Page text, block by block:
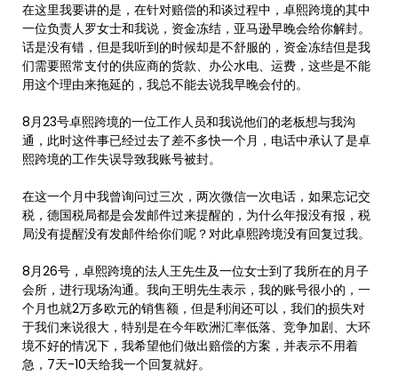
在这里我要讲的是，在针对赔偿的和谈过程中，卓熙跨境的其中
一位负责人罗女士和我说，资金冻结，亚马逊早晚会给你解封。
话是没有错，但是我听到的时候却是不舒服的，资金冻结但是我
们需要照常支付的供应商的货款、办公水电、运费，这些是不能
用这个理由来拖延的，我总不能去说我早晚会付的。
8月23号卓熙跨境的一位工作人员和我说他们的老板想与我沟
通，此时这件事已经过去了差不多快一个月，电话中承认了是卓
熙跨境的工作失误导致我账号被封。
在这一个月中我曾询问过三次，两次微信一次电话，如果忘记交
税，德国税局都是会发邮件过来提醒的，为什么年报没有报，税
局没有提醒没有发邮件给你们呢？对此卓熙跨境没有回复过我。
8月26号，卓熙跨境的法人王先生及一位女士到了我所在的月子
会所，进行现场沟通。我向王明先生表示，我的账号很小的，一
个月也就2万多欧元的销售额，但是利润还可以，我们的损失对
于我们来说很大，特别是在今年欧洲汇率低落、竞争加剧、大环
境不好的情况下，我希望他们做出赔偿的方案，并表示不用着
急，7天-10天给我一个回复就好。